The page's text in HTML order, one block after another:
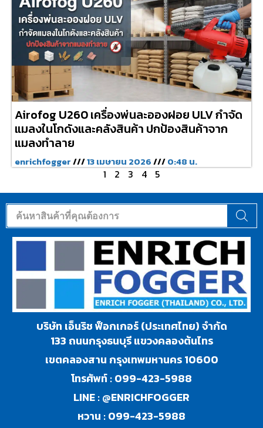
Airofog U260 เครื่องพ่นละอองฝอย ULV กำจัด
แมลงในโกดังและคลังสินค้า ปกป้องสินค้าจาก
แมลงทำลาย
enrichfogger 13 เมษายน 2026 0:48 น.
1 2 3 4 5
บริษัท เอ็นริช ฟ็อกเกอร์ (ประเทศไทย) จำกัด
133 ถนนกรุงธนบุรี แขวงคลองต้นไทร
เขตคลองสาน กรุงเทพมหานคร 10600
โทรศัพท์ :099-423-5988
LINE :@ENRICHFOGGER
หวาน :099-423-5988